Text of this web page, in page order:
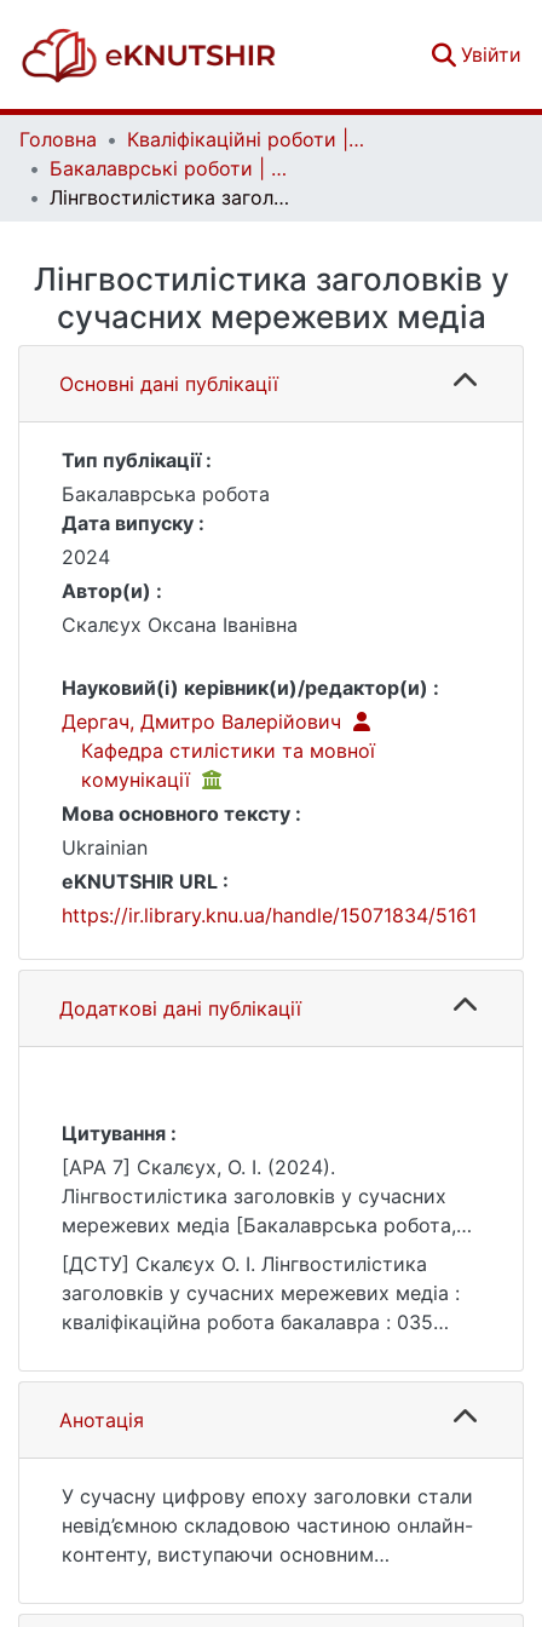
Увійти
Головна
Кваліфікаційні роботи | Qualifying works
Бакалаврські роботи | Bachelor theses
Лінгвостилістика заголовків у сучасних мережевих медіа
Лінгвостилістика заголовків у
сучасних мережевих медіа
Основні дані публікації
Тип публікації :
Бакалаврська робота
Дата випуску :
2024
Автор(и) :
Скалєух Оксана Іванівна
Науковий(і) керівник(и)/редактор(и) :
Дергач, Дмитро Валерійович
Кафедра стилістики та мовної
комунікації
Мова основного тексту :
Ukrainian
eKNUTSHIR URL :
https://ir.library.knu.ua/handle/15071834/5161
Додаткові дані публікації
Цитування :
[APA 7] Скалєух, О. І. (2024).
Лінгвостилістика заголовків у сучасних
мережевих медіа [Бакалаврська робота,
Київський національний університет імені
Тараса Шевченка]. eKNUTSHIR.
https://ir.library.knu.ua/handle/15071834/5161
[ДСТУ] Скалєух О. І. Лінгвостилістика
заголовків у сучасних мережевих медіа :
кваліфікаційна робота бакалавра : 035
2024. 74 с. URL:
https://ir.library.knu.ua/handle/15071834/5161
(дата звернення: 25.07.2026).
Анотація
У сучасну цифрову епоху заголовки стали
невід’ємною складовою частиною онлайн-
контенту, виступаючи основним
аудиторії та формування первинного